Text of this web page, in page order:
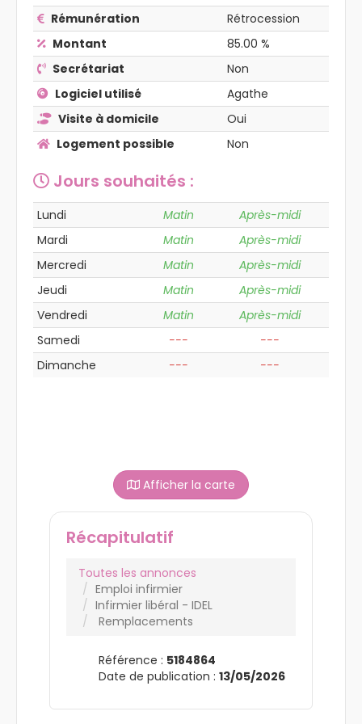
Rémunération
Rétrocession
Montant
85.00 %
Secrétariat
Non
Logiciel utilisé
Agathe
Visite à domicile
Oui
Logement possible
Non
Jours souhaités :
Lundi Matin
Après-midi
Mardi
Matin
Après-midi
Mercredi
Matin
Après-midi
Jeudi
Matin
Après-midi
Vendredi
Matin
Après-midi
Samedi
---
---
Dimanche
--- ---
Afficher la carte
Récapitulatif
Toutes les annonces
Emploi infirmier
Infirmier libéral - IDEL
Remplacements
Référence : 5184864
Date de publication : 13/05/2026